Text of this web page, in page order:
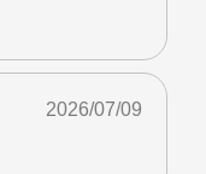
2026/07/09